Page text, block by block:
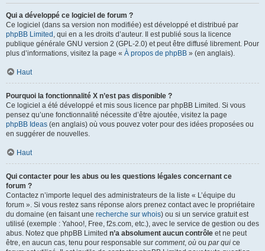
Qui a développé ce logiciel de forum ?
Ce logiciel (dans sa version non modifiée) est développé et distribué par
phpBB Limited , qui en a les droits d’auteur. Il est publié sous la licence
publique générale GNU version 2 (GPL-2.0) et peut être diffusé librement. Pour
plus d’informations, visitez la page « À propos de phpBB » (en anglais).
Haut
Pourquoi la fonctionnalité X n’est pas disponible ?
Ce logiciel a été développé et mis sous licence par phpBB Limited. Si vous
pensez qu’une fonctionnalité nécessite d’être ajoutée, visitez la page
phpBB Ideas (en anglais) où vous pouvez voter pour des idées proposées ou
en suggérer de nouvelles.
Haut
Qui contacter pour les abus ou les questions légales concernant ce
forum ?
Contactez n’importe lequel des administrateurs de la liste « L’équipe du
forum ». Si vous restez sans réponse alors prenez contact avec le propriétaire
du domaine (en faisant une recherche sur whois) ou si un service gratuit est
utilisé (exemple : Yahoo!, Free, f2s.com, etc.), avec le service de gestion ou des
abus. Notez que phpBB Limited n’a absolument aucun contrôle et ne peut
être, en aucun cas, tenu pour responsable sur comment, où ou par qui ce